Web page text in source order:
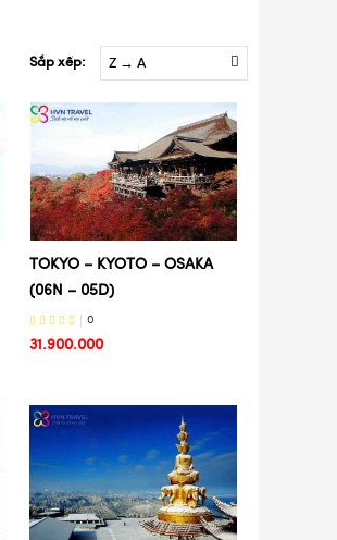
Sắp xếp: Z → A
TOKYO – KYOTO – OSAKA
(06N – 05D)
0
31.900.000